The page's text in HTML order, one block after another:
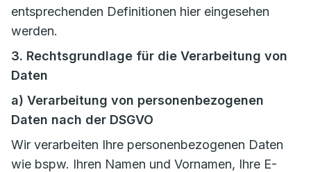
entsprechenden Definitionen hier eingesehen
werden.
3. Rechtsgrundlage für die Verarbeitung von
Daten
a) Verarbeitung von personenbezogenen
Daten nach der DSGVO
Wir verarbeiten Ihre personenbezogenen Daten
wie bspw. Ihren Namen und Vornamen, Ihre E-